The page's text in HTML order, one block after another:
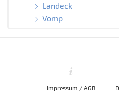
Landeck
Vomp
Impressum / AGB